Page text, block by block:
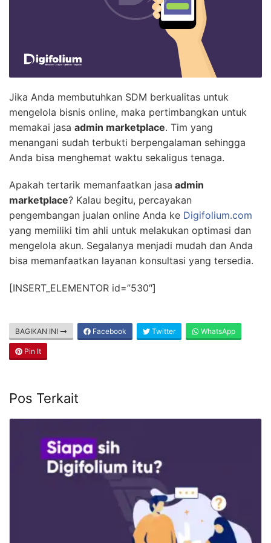
Jika Anda membutuhkan SDM berkualitas untuk
mengelola bisnis online, maka pertimbangkan untuk
memakai jasa admin marketplace. Tim yang
menangani sudah terbukti berpengalaman sehingga
Anda bisa menghemat waktu sekaligus tenaga.
Apakah tertarik memanfaatkan jasa admin
marketplace? Kalau begitu, percayakan
pengembangan jualan online Anda ke Digifolium.com
yang memiliki tim ahli untuk melakukan optimasi dan
mengelola akun. Segalanya menjadi mudah dan Anda
bisa memanfaatkan layanan konsultasi yang tersedia.
[INSERT_ELEMENTOR id=”530″]
BAGIKAN INI Facebook Twitter WhatsApp
Pin It
Pos Terkait